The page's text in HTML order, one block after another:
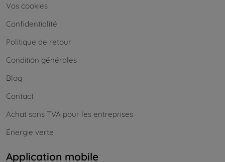
Vos cookies
Confidentialité
Politique de retour
Conditión générales
Blog
Contact
Achat sans TVA pour les entreprises
Énergie verte
Application mobile